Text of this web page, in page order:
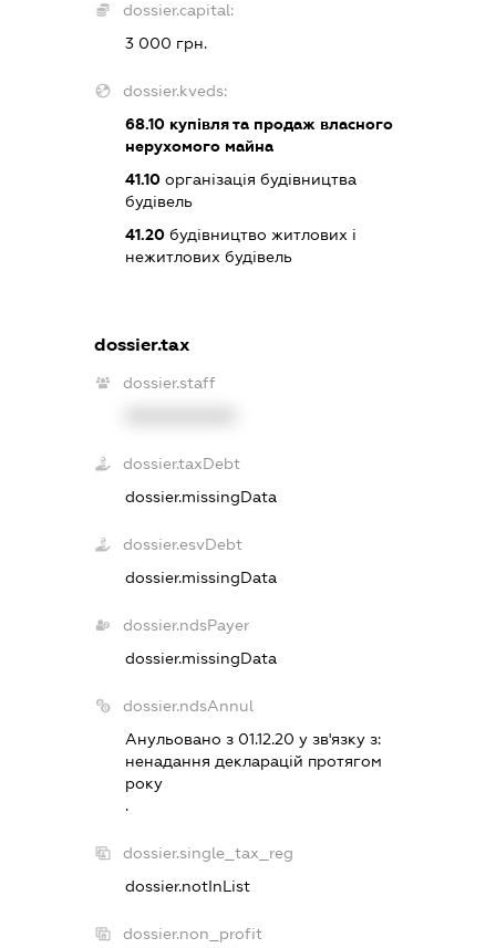
dossier.capital:
3 000 грн.
dossier.kveds:
68.10купівля та продаж власного
нерухомого майна
41.10організація будівництва
будівель
41.20будівництво житлових і
нежитлових будівель
dossier.tax
dossier.staff
dossier.taxDebt
dossier.missingData
dossier.esvDebt
dossier.missingData
dossier.ndsPayer
dossier.missingData
dossier.ndsAnnul
Анульовано з 01.12.20 у зв'язку з:
ненадання декларацiй протягом
року
.
dossier.single_tax_reg
dossier.notInList
dossier.non_profit